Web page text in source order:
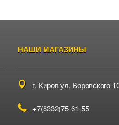
НАШИ МАГАЗИНЫ
г. Кировул. Воровского
+7(8332)75-61-55